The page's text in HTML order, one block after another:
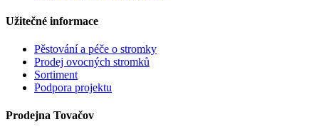
Užitečné informace
Pěstování a péče o stromky
Prodej ovocných stromků
Sortiment
Podpora projektu
Prodejna Tovačov